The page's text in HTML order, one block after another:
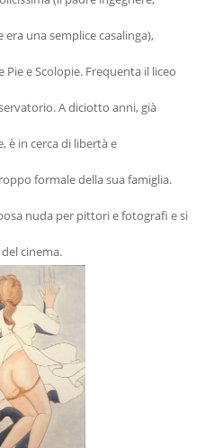
una semplice casalinga),
e Scolopie. Frequenta il liceo
A diciotto anni, già
è in cerca di libertà e
formale della sua famiglia.
nuda per pittori e fotografi e si
cinema.